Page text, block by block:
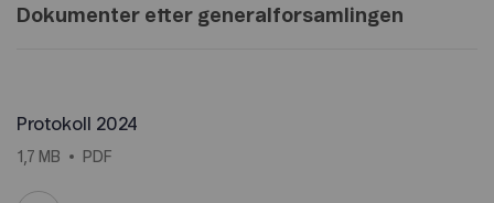
Dokumenter etter generalforsamlingen
Protokoll 2024
1,7 MB PDF